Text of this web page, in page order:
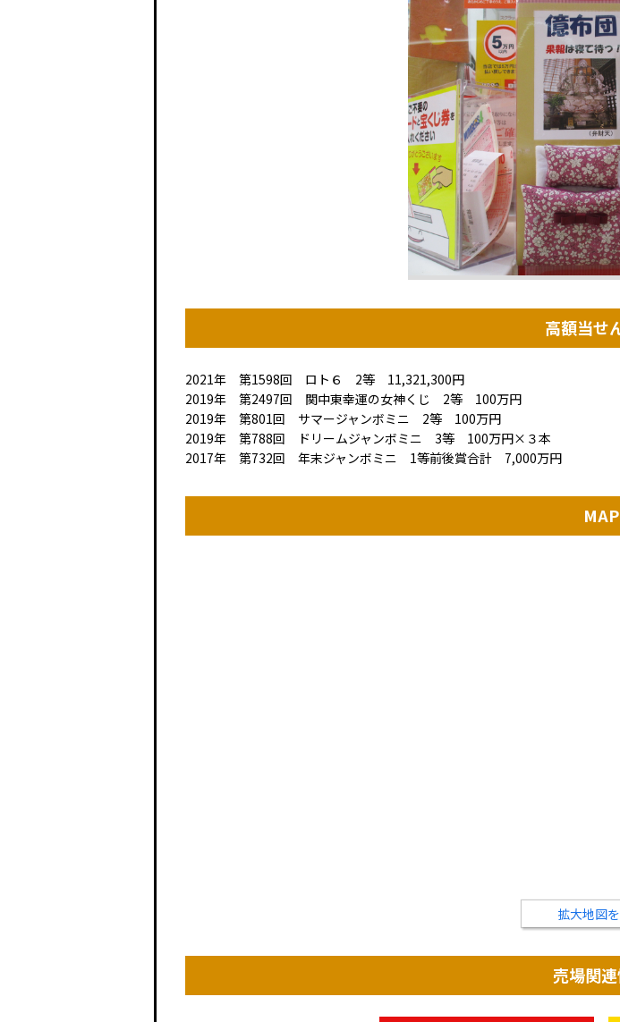
高額当せ
2021年 第1598回 ロト６ 2等 11,321,300円
2019年 第2497回 関中東幸運の女神くじ 2等 100万円
2019年 第801回 サマージャンボミニ 2等 100万円
2019年 第788回 ドリームジャンボミニ 3等 100万円×３本
2017年 第732回 年末ジャンボミニ 1等前後賞合計 7,000万円
MAP
拡大地図
売場関